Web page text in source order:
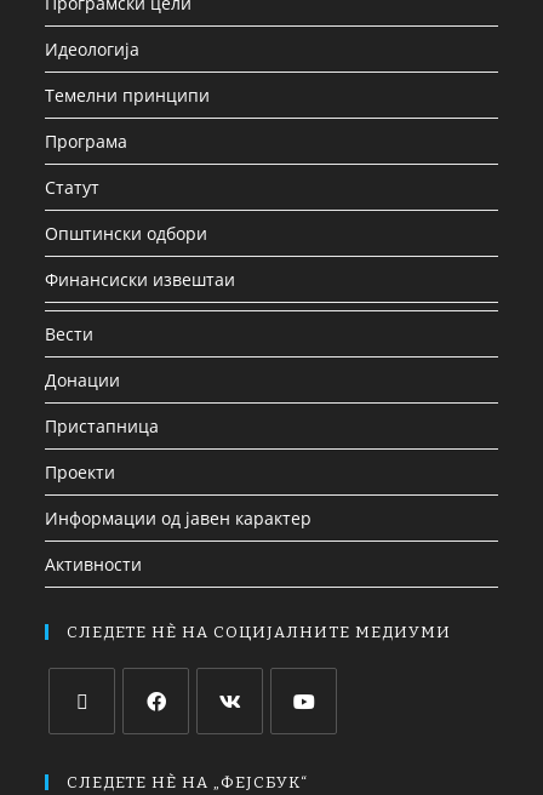
Идеологија
Темелни принципи
Програма
Статут
Општински одбори
Финансиски извештаи
Вести
Донации
Пристапница
Проекти
Информации од јавен карактер
Активности
СЛЕДЕТЕ НЀ НА СОЦИЈАЛНИТЕ МЕДИУМИ
СЛЕДЕТЕ НЀ НА „ФЕЈСБУК“